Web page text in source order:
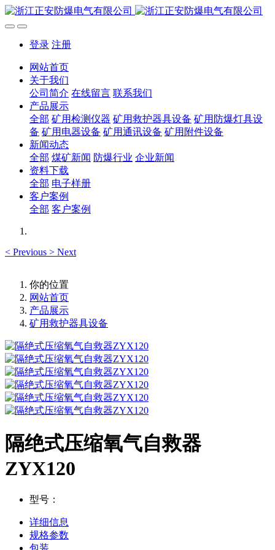
登录 注册
网站首页
关于我们
公司简介 在线留言 联系我们
产品展示
全部 矿用检测仪器 矿用救护器具设备 矿用防爆灯具设
备 矿用电器设备 矿用通讯设备 矿用附件设备
新闻动态
全部 煤矿新闻 防爆行业 企业新闻
资料下载
全部 电子样册
客户案例
全部 客户案例
< Previous > Next
你的位置
网站首页
产品展示
矿用救护器具设备
隔绝式压缩氧气自救器
ZYX120
型号：
详细信息
规格参数
包装